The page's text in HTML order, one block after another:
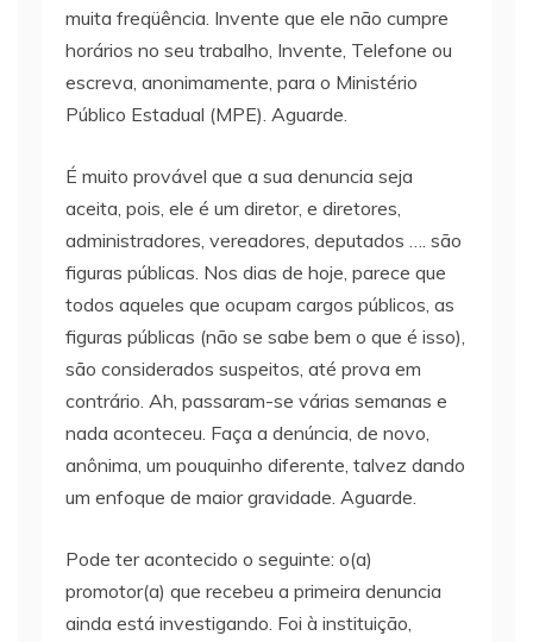
muita freqüência. Invente que ele não cumpre
horários no seu trabalho, Invente, Telefone ou
escreva, anonimamente, para o Ministério
Público Estadual (MPE). Aguarde.
É muito provável que a sua denuncia seja
aceita, pois, ele é um diretor, e diretores,
administradores, vereadores, deputados …. são
figuras públicas. Nos dias de hoje, parece que
todos aqueles que ocupam cargos públicos, as
figuras públicas (não se sabe bem o que é isso),
são considerados suspeitos, até prova em
contrário. Ah, passaram-se várias semanas e
nada aconteceu. Faça a denúncia, de novo,
anônima, um pouquinho diferente, talvez dando
um enfoque de maior gravidade. Aguarde.
Pode ter acontecido o seguinte: o(a)
promotor(a) que recebeu a primeira denuncia
ainda está investigando. Foi à instituição,